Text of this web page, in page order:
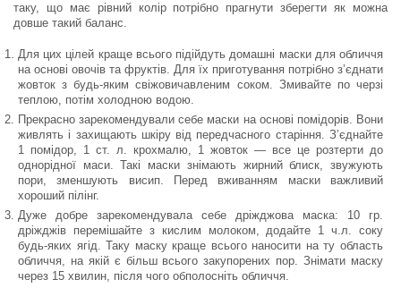
таку, що має рівний колір потрібно прагнути зберегти як можна
довше такий баланс.
Для цих цілей краще всього підійдуть домашні маски для обличчя
на основі овочів та фруктів. Для їх приготування потрібно з’єднати
жовток з будь-яким свіжовичавленим соком. Змивайте по черзі
теплою, потім холодною водою.
Прекрасно зарекомендували себе маски на основі помідорів. Вони
живлять і захищають шкіру від передчасного старіння. З’єднайте
1 помідор, 1 ст. л. крохмалю, 1 жовток — все це розтерти до
однорідної маси. Такі маски знімають жирний блиск, звужують
пори, зменшують висип. Перед вживанням маски важливий
хороший пілінг.
Дуже добре зарекомендувала себе дріжджова маска: 10 гр.
дріжджів перемішайте з кислим молоком, додайте 1 ч.л. соку
будь-яких ягід. Таку маску краще всього наносити на ту область
обличчя, на якій є більш всього закупорених пор. Знімати маску
через 15 хвилин, після чого обполосніть обличчя.